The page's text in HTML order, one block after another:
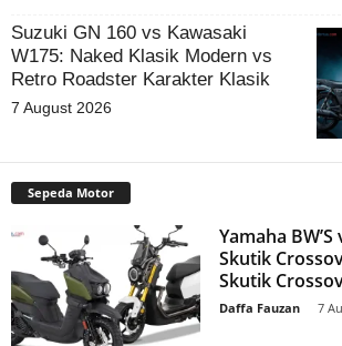
Suzuki GN 160 vs Kawasaki
W175: Naked Klasik Modern vs
Retro Roadster Karakter Klasik
7 August 2026
Sepeda Motor
Yamaha BW’S
Skutik
Skutik
Daffa Fauzan 7